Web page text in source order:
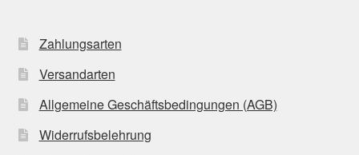
Zahlungsarten
Versandarten
Allgemeine Geschäftsbedingungen (AGB)
Widerrufsbelehrung